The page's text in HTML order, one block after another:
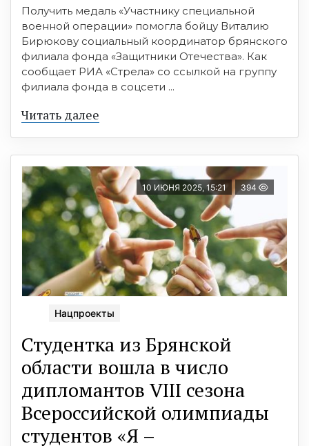
Получить медаль «Участнику специальной
военной операции» помогла бойцу Виталию
Бирюкову социальный координатор брянского
филиала фонда «Защитники Отечества». Как
сообщает РИА «Стрела» со ссылкой на группу
филиала фонда в соцсети ...
Читать далее
10 ИЮНЯ 2025, 15:21 394
Нацпроекты
Студентка из Брянской
области вошла в число
дипломантов VIII сезона
Всероссийской олимпиады
студентов «Я –